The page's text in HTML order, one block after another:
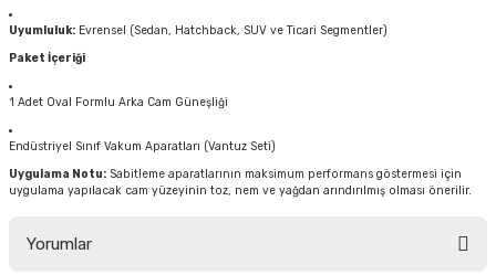
Uyumluluk: Evrensel (Sedan, Hatchback, SUV ve Ticari Segmentler)
Paket İçeriği
1 Adet Oval Formlu Arka Cam Güneşliği
Endüstriyel Sınıf Vakum Aparatları (Vantuz Seti)
Uygulama Notu: Sabitleme aparatlarının maksimum performans göstermesi için
uygulama yapılacak cam yüzeyinin toz, nem ve yağdan arındırılmış olması önerilir.
Yorumlar